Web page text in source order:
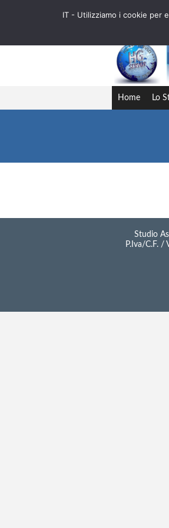
IT EN FR
Home Lo
Studio
P.Iva/C.F. /
IT - Utilizziamo i cookie per